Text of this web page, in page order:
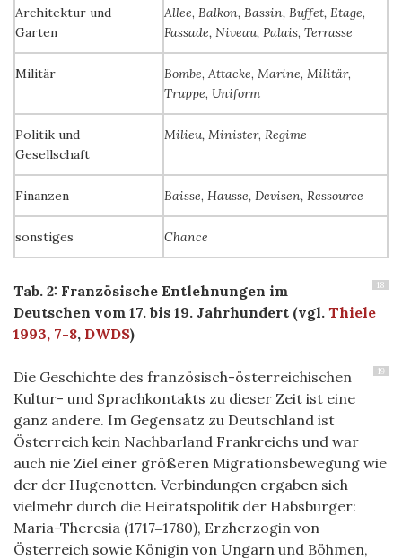
Architektur und
Garten
Allee, Balkon, Bassin, Buffet, Etage,
Fassade, Niveau, Palais, Terrasse
Militär Bombe, Attacke, Marine, Militär,
Truppe, Uniform
Politik und
Gesellschaft
Milieu, Minister, Regime
Finanzen Baisse, Hausse, Devisen, Ressource
sonstiges Chance
18
Tab. 2: Französische Entlehnungen im
Deutschen vom 17. bis 19. Jahrhundert (vgl. Thiele
1993, 7-8, DWDS)
19
Die Geschichte des französisch-österreichischen
Kultur- und Sprachkontakts zu dieser Zeit ist eine
ganz andere. Im Gegensatz zu Deutschland ist
Österreich kein Nachbarland Frankreichs und war
auch nie Ziel einer größeren Migrationsbewegung wie
der der Hugenotten. Verbindungen ergaben sich
vielmehr durch die Heiratspolitik der Habsburger:
Maria-Theresia (1717‒1780), Erzherzogin von
Österreich sowie Königin von Ungarn und Böhmen,